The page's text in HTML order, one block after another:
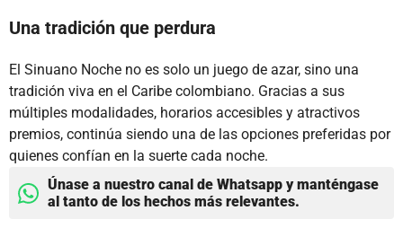
Una tradición que perdura
El Sinuano Noche no es solo un juego de azar, sino una
tradición viva en el Caribe colombiano. Gracias a sus
múltiples modalidades, horarios accesibles y atractivos
premios, continúa siendo una de las opciones preferidas por
quienes confían en la suerte cada noche.
Únase a nuestro canal de Whatsapp y manténgase
al tanto de los hechos más relevantes.